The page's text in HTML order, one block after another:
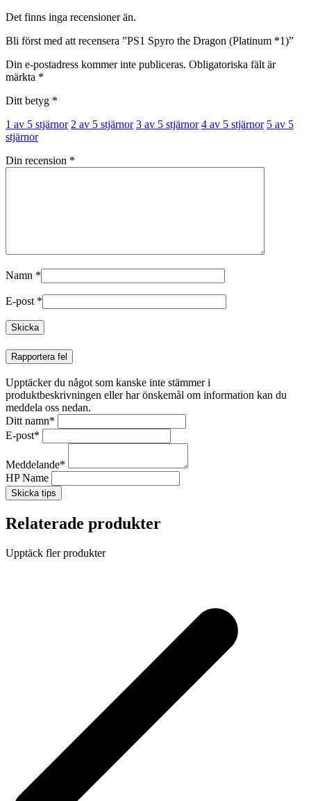
Det finns inga recensioner än.
Bli först med att recensera ”PS1 Spyro the Dragon (Platinum *1)”
Din e-postadress kommer inte publiceras. Obligatoriska fält är
märkta *
Ditt betyg *
1 av 5 stjärnor 2 av 5 stjärnor 3 av 5 stjärnor 4 av 5 stjärnor 5 av 5
stjärnor
Din recension *
Namn *
E-post *
Rapportera fel
Upptäcker du något som kanske inte stämmer i
produktbeskrivningen eller har önskemål om information kan du
meddela oss nedan.
Ditt namn*
E-post*
Meddelande*
HP Name
Skicka tips
Relaterade produkter
Upptäck fler produkter